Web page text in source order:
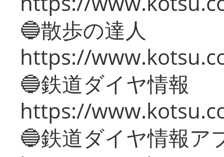
🔵散歩の達人
https://
🔵鉄道ダイヤ情報
https://
🔵鉄道ダイヤ情報ア